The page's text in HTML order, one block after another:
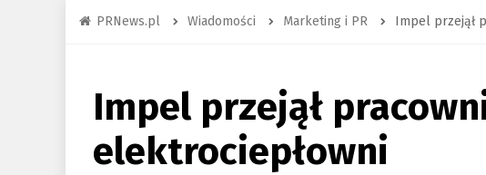
PRNews.pl Wiadomości Marketing i PR Impel przejął
Impel przejął
elektrociepłowni